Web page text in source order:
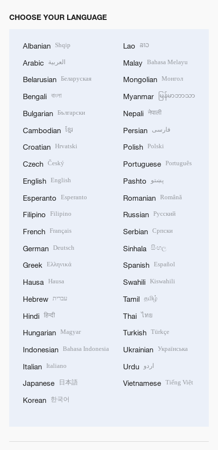
CHOOSE YOUR LANGUAGE
Albanian Shqip
Arabic العربية
Belarusian Беларуская
Bengali বাংলা
Bulgarian Български
Cambodian ខ្មែរ
Croatian Hrvatski
Czech Český
English English
Esperanto Esperanto
Filipino Filipino
French Français
German Deutsch
Greek Ελληνικά
Hausa Hausa
Hebrew עברית
Hindi हिन्दी
Hungarian Magyar
Indonesian Bahasa Indonesia
Italian Italiano
Japanese 日本語
Korean 한국어
Lao ລາວ
Malay Bahasa Melayu
Mongolian Монгол
Myanmar မြန်မာဘာသာ
Nepali नेपाली
Persian فارسی
Polish Polski
Portuguese Português
Pashto پښتو
Romanian Română
Russian Русский
Serbian Српски
Sinhala සිංහල
Spanish Español
Swahili Kiswahili
Tamil தமிழ்
Thai ไทย
Turkish Türkçe
Ukrainian Українська
Urdu اردو
Vietnamese Tiếng Việt